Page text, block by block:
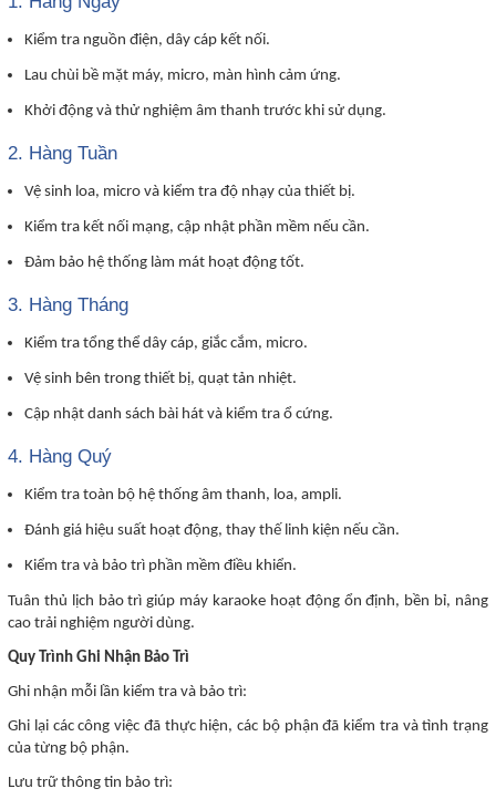
Kiểm tra nguồn điện, dây cáp kết nối.
Lau chùi bề mặt máy, micro, màn hình cảm ứng.
Khởi động và thử nghiệm âm thanh trước khi sử dụng.
2. Hàng Tuần
Vệ sinh loa, micro và kiểm tra độ nhạy của thiết bị.
Kiểm tra kết nối mạng, cập nhật phần mềm nếu cần.
Đảm bảo hệ thống làm mát hoạt động tốt.
3. Hàng Tháng
Kiểm tra tổng thể dây cáp, giắc cắm, micro.
Vệ sinh bên trong thiết bị, quạt tản nhiệt.
Cập nhật danh sách bài hát và kiểm tra ổ cứng.
4. Hàng Quý
Kiểm tra toàn bộ hệ thống âm thanh, loa, ampli.
Đánh giá hiệu suất hoạt động, thay thế linh kiện nếu cần.
Kiểm tra và bảo trì phần mềm điều khiển.
Tuân thủ lịch bảo trì giúp máy karaoke hoạt động ổn định, bền bỉ, nâng
cao trải nghiệm người dùng.
Quy Trình Ghi Nhận Bảo Trì
Ghi nhận mỗi lần kiểm tra và bảo trì:
Ghi lại các công việc đã thực hiện, các bộ phận đã kiểm tra và tình trạng
của từng bộ phận.
Lưu trữ thông tin bảo trì: